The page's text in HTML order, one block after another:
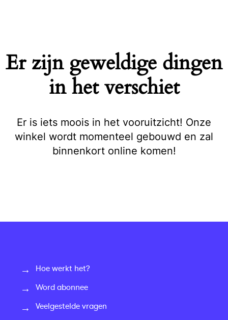
Er zijn geweldige dingen
in het verschiet
Er is iets moois in het vooruitzicht! Onze
winkel wordt momenteel gebouwd en zal
binnenkort online komen!
Hoe werkt het?
Word abonnee
Veelgestelde vragen